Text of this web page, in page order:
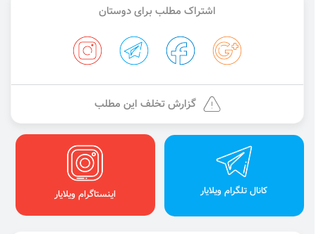
اشتراک مطلب برای دوستان
گزارش تخلف این مطلب
کانال تلگرام ویلایار اینستاگرام ویلایار